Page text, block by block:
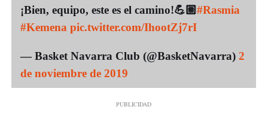
¡Bien, equipo, este es el camino!💪🏽#Rasmia
#Kemena pic.twitter.com/IhootZj7rI
— Basket Navarra Club (@BasketNavarra) 2
de noviembre de 2019